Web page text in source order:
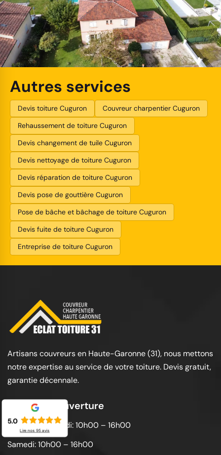
Autres services
Devis toiture Cuguron
Couvreur charpentier Cuguron
Rehaussement de toiture Cuguron
Devis changement de tuile Cuguron
Devis nettoyage de toiture Cuguron
Devis réparation de toiture Cuguron
Devis pose de gouttière Cuguron
Pose de bâche et bâchage de toiture Cuguron
Devis fuite de toiture Cuguron
Entreprise de toiture Cuguron
Artisans couvreurs en Haute-Garonne (31), nous mettons
notre expertise au service de votre toiture. Devis gratuit,
garantie décennale.
Horaires d'ouverture
Lundi au vendredi: 10h00 – 16h00
Samedi: 10h00 – 16h00
5.0
Lire nos 95avis